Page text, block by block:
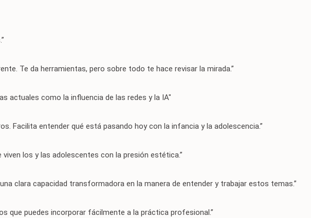
Te da herramientas, pero sobre todo te hace revisar la mirada.”
actuales como la influencia de las redes y la IA"
Facilita entender qué está pasando hoy con la infancia y la adolescencia.”
los y las adolescentes con la presión estética.”
clara capacidad transformadora en la manera de entender y trabajar estos temas.”
que puedes incorporar fácilmente a la práctica profesional.”